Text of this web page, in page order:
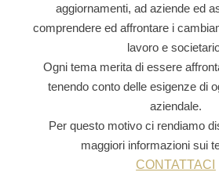
aggiornamenti, ad aziende ed
comprendere ed affrontare i
lavoro e
Ogni tema merita di essere
tenendo conto delle esigenze di
aziendale.
Per questo motivo ci rendiamo
maggiori informazioni sui
CONTATTACI